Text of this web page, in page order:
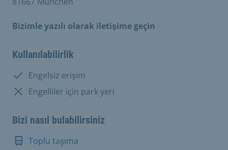
Bizimle yazılı olarak iletişime geçin
Kullanılabilirlik
Mevcut:Engelsiz erişim
Mevcut değil:
Engelliler için park yeri
Bizi nasıl bulabilirsiniz
Toplu taşıma